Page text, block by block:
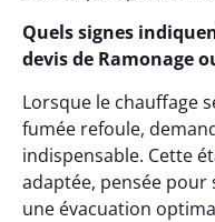
Quels signes
devis de Ramonage
Lorsque le chauffage
fumée refoule,
indispensable. Cette
adaptée, pensée
une évacuation